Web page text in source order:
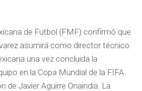
de Futbol (FMF) confirmó que
asumirá como director técnico
una vez concluida la
en la Copa Mundial de la FIFA
de Javier Aguirre Onaindia. La